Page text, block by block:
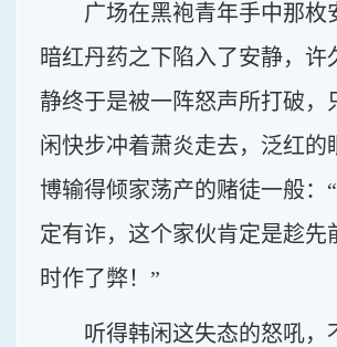
广场在黑袍青年手中那枚
暗红丹药之下陷入了安静，许
静终于是被一阵怒声所打破，
闲快步冲着萧炎走去，泛红的
博输得倾家荡产的赌徒一般：
定有诈，这个家伙肯定是趁先
时作了弊！”
听得韩闲这失态的怒吼，